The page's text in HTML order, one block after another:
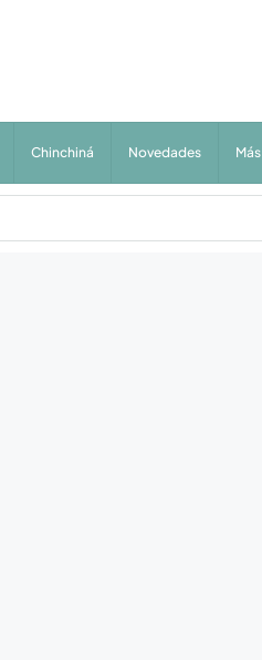
Chinchiná Novedades Más